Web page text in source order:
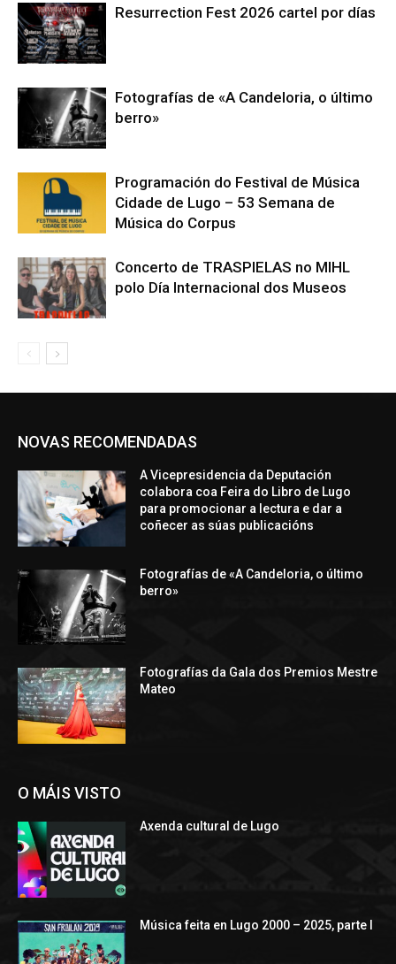
Resurrection Fest 2026 cartel por días
Fotografías de «A Candeloria, o último
berro»
Programación do Festival de Música
Cidade de Lugo – 53 Semana de
Música do Corpus
Concerto de TRASPIELAS no MIHL
polo Día Internacional dos Museos
NOVAS RECOMENDADAS
A Vicepresidencia da Deputación
colabora coa Feira do Libro de Lugo
para promocionar a lectura e dar a
coñecer as súas publicacións
Fotografías de «A Candeloria, o último
berro»
Fotografías da Gala dos Premios Mestre
Mateo
O MÁIS VISTO
Axenda cultural de Lugo
Música feita en Lugo 2000 – 2025, parte I